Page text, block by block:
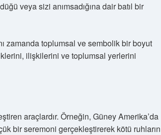
veya sizi anımsadığına dair batıl bir
zamanda toplumsal ve sembolik bir boyut
ilişkilerini ve toplumsal yerlerini
araçlardır. Örneğin, Güney Amerika’da
bir seremoni gerçekleştirerek kötü ruhların